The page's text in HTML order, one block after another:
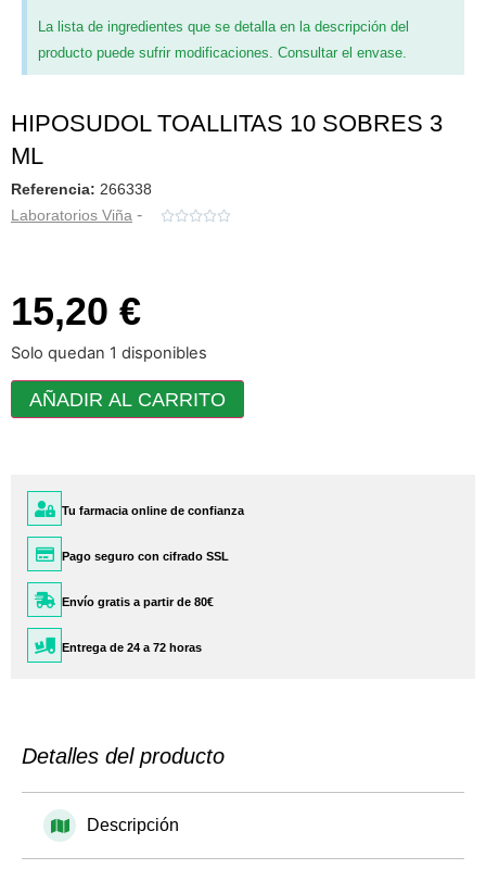
La lista de ingredientes que se detalla en la descripción del
producto puede sufrir modificaciones. Consultar el envase.
HIPOSUDOL TOALLITAS 10 SOBRES 3
ML
Referencia: 266338
Laboratorios Viña - 
15,20 €
Solo quedan 1 disponibles
AÑADIR AL CARRITO
Tu farmacia online de confianza
Pago seguro con cifrado SSL
Envío gratis a partir de 80€
Entrega de 24 a 72 horas
Detalles del producto
Descripción